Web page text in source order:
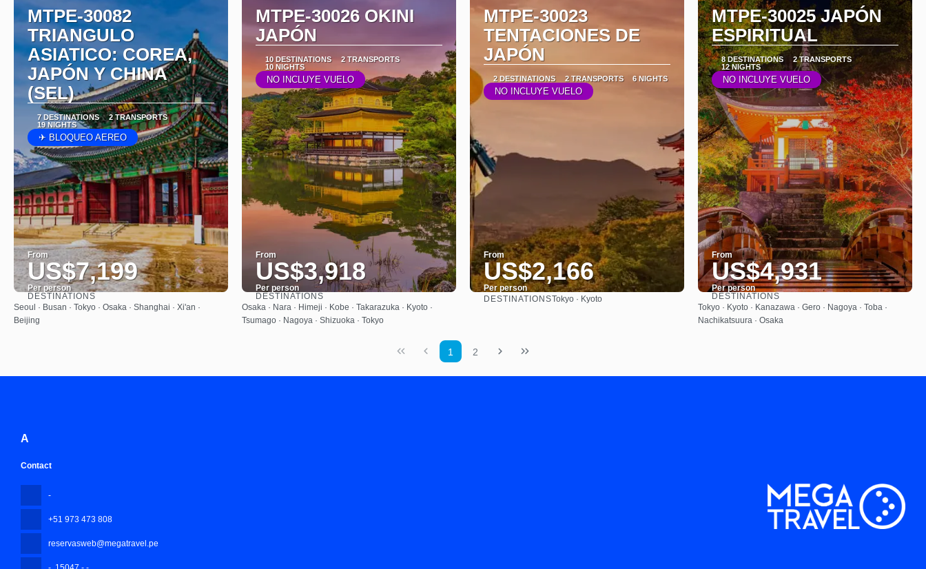
MTPE-30082
TRIANGULO
ASIATICO: COREA,
JAPÓN Y CHINA
(SEL)
7 DESTINATIONS
2 TRANSPORTS
19 NIGHTS
✈ BLOQUEO AEREO
From
US$7,199
Per person
See
DESTINATIONS
Seoul · Busan · Tokyo · Osaka · Shanghai · Xi'an ·
Beijing
MTPE-30026 OKINI
JAPÓN
10 DESTINATIONS
2 TRANSPORTS
10 NIGHTS
NO INCLUYE VUELO
From
US$3,918
Per person
See
DESTINATIONS
Osaka · Nara · Himeji · Kobe · Takarazuka · Kyoto ·
Tsumago · Nagoya · Shizuoka · Tokyo
MTPE-30023
TENTACIONES DE
JAPÓN
2 DESTINATIONS 2 TRANSPORTS 6 NIGHTS
NO INCLUYE VUELO
From
US$2,166
Per person
DESTINATIONSTokyo · Kyoto
MTPE-30025 JAPÓN
ESPIRITUAL
8 DESTINATIONS
2 TRANSPORTS
12 NIGHTS
NO INCLUYE VUELO
From
US$4,931
Per person
See
DESTINATIONS
Tokyo · Kyoto · Kanazawa · Gero · Nagoya · Toba ·
Nachikatsuura · Osaka
1 2
A
Contact
-
+51 973 473 808
reservasweb@megatravel.pe